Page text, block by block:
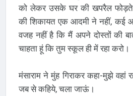
को लेकर उसके घर की खपरैल
की शिकायत एक आदमी ने नहीं, कई
वजह नहीं है कि मैं अपने दोस्तों की
चाहता हूं कि तुम स्कूल ही में रहा करो।
मंसाराम ने मुंह गिराकर कहा-मुझे वहां
जब से कहिये, चला जाऊं।